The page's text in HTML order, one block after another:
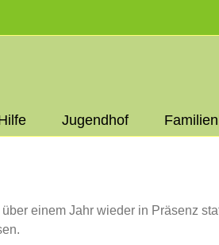
Jugendhof
einem Jahr wieder in Präsenz